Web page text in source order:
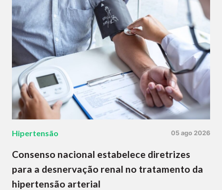
Hipertensão 05 ago 2026
Consenso nacional estabelece diretrizes
para a desnervação renal no tratamento da
hipertensão arterial